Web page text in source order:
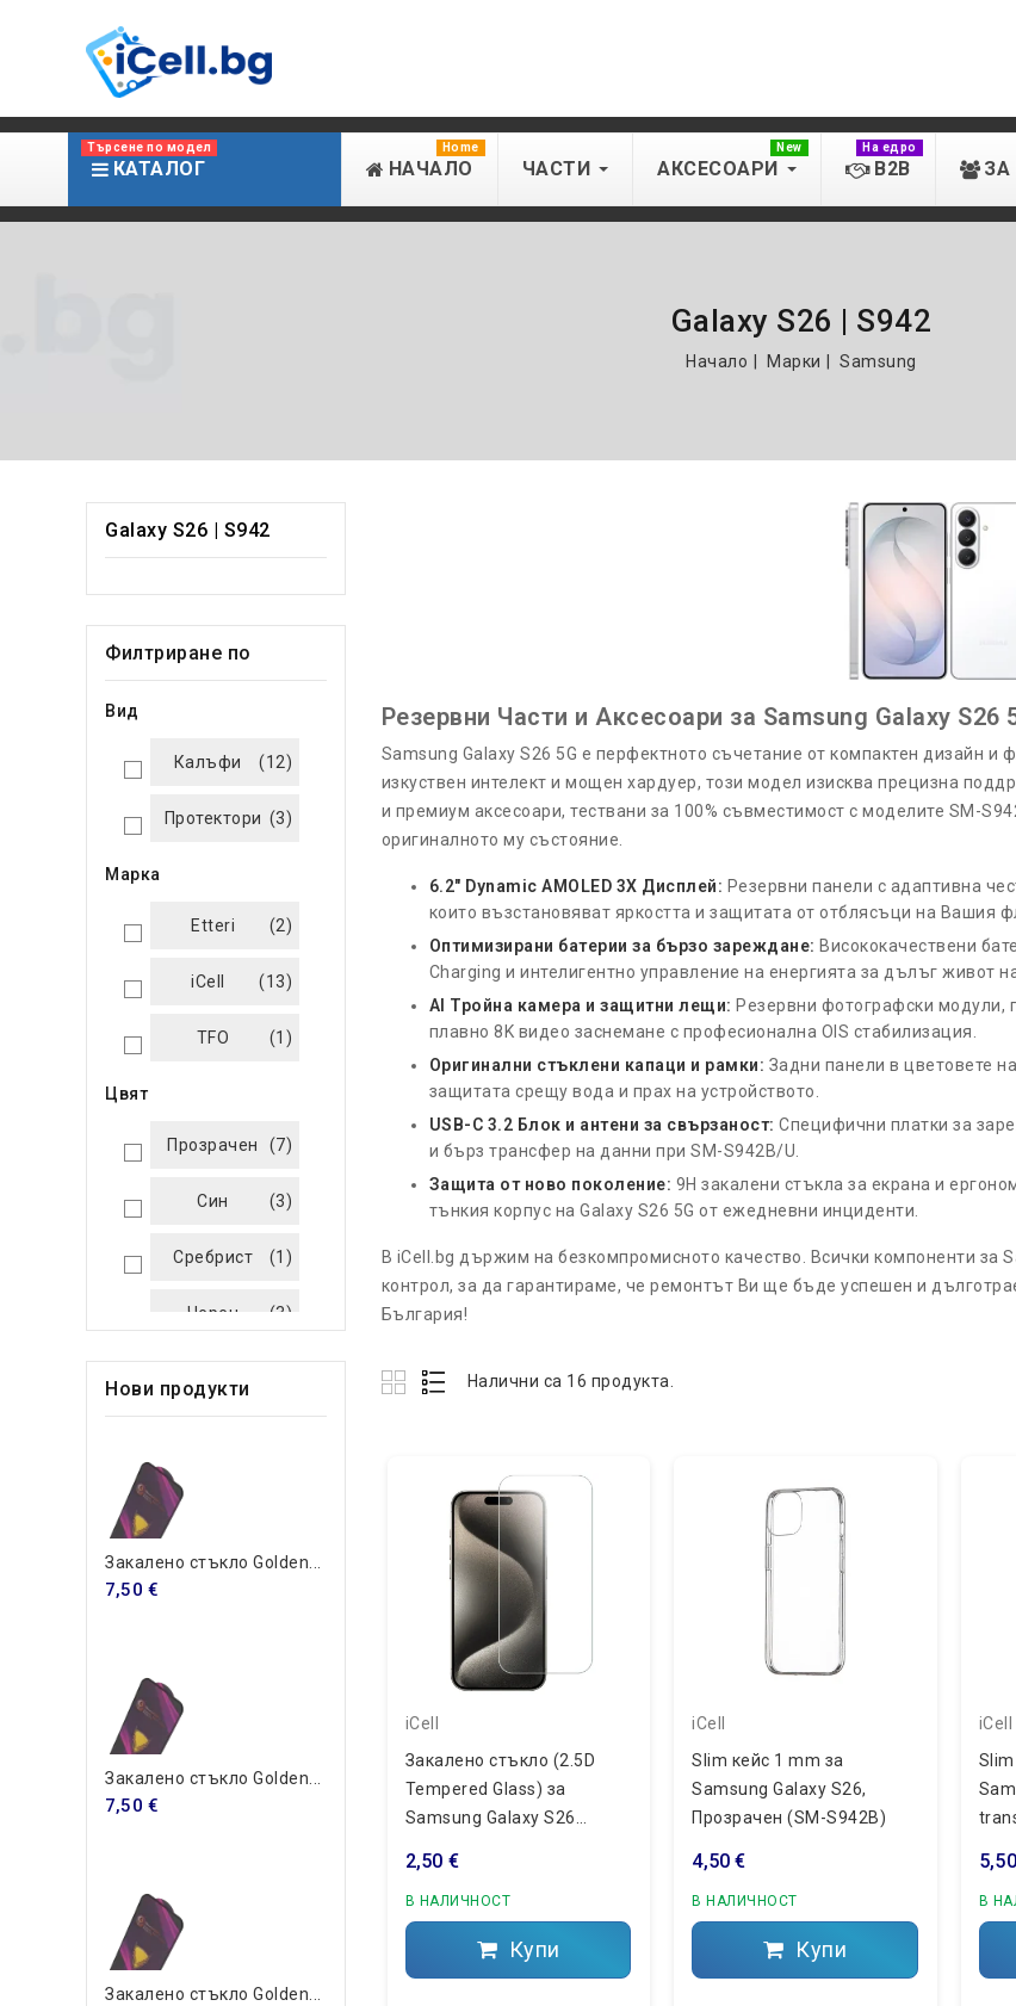
КАТАЛОГ
Търсене по модел
НАЧАЛО
Home
ЧАСТИ АКСЕСОАРИ
New
B2B
На едро
ЗА
Galaxy S26 | S942
Начало Марки Samsung
Резервни Части и Аксесоари за Samsung Galaxy S26
Samsung Galaxy S26 5G е перфектното съчетание от компактен дизайн
изкуствен интелект и мощен хардуер, този модел изисква прецизна
и премиум аксесоари, тествани за 100% съвместимост с моделите SM-
оригиналното му състояние.
6.2" Dynamic AMOLED 3X Дисплей: Резервни панели с адаптивна
които възстановяват яркостта и защитата от отблясъци на Вашия
Оптимизирани батерии за бързо зареждане: Висококачествени
Charging и интелигентно управление на енергията за дълъг живот
AI Тройна камера и защитни лещи: Резервни фотографски модули,
плавно 8K видео заснемане с професионална OIS стабилизация.
Оригинални стъклени капаци и рамки: Задни панели в цветовете
защитата срещу вода и прах на устройството.
USB-C 3.2 Блок и антени за свързаност: Специфични платки за
и бърз трансфер на данни при SM-S942B/U.
Защита от ново поколение: 9H закалени стъкла за екрана и
тънкия корпус на Galaxy S26 5G от ежедневни инциденти.
В iCell.bg държим на безкомпромисното качество. Всички компоненти за
контрол, за да гарантираме, че ремонтът Ви ще бъде успешен и
България!
Налични са 16 продукта.
iCell
Закалено стъкло (2.5D
Tempered Glass) за
Samsung Galaxy S26
2,50 €
В НАЛИЧНОСТ
Купи
iCell
Slim кейс 1 mm за
Samsung Galaxy S26,
Прозрачен (SM-S942B)
4,50 €
В НАЛИЧНОСТ
Купи
iCell
В
Galaxy S26 | S942
Филтриране по
Вид
Калъфи (12)
Протектори (3)
Марка
Etteri (2)
iCell (13)
TFO (1)
Цвят
Прозрачен (7)
Син (3)
Сребрист (1)
Черен (3)
Нови продукти
Закалено стъкло Golden...
7,50 €
Закалено стъкло Golden...
7,50 €
Закалено стъкло Golden...